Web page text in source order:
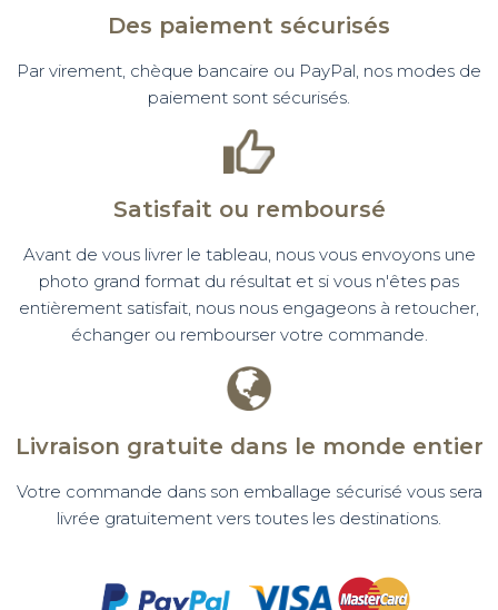
Des paiement sécurisés
Par virement, chèque bancaire ou PayPal, nos modes de
paiement sont sécurisés.
Satisfait ou remboursé
Avant de vous livrer le tableau, nous vous envoyons une
photo grand format du résultat et si vous n'êtes pas
entièrement satisfait, nous nous engageons à retoucher,
échanger ou rembourser votre commande.
Livraison gratuite dans le monde entier
Votre commande dans son emballage sécurisé vous sera
livrée gratuitement vers toutes les destinations.